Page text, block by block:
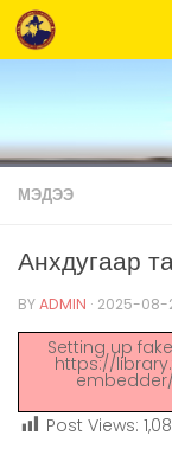
Skip to content
МЭДЭЭ
Анхдугаар
BYADMIN · 2025-08-
Setting up
https://
Post Views: